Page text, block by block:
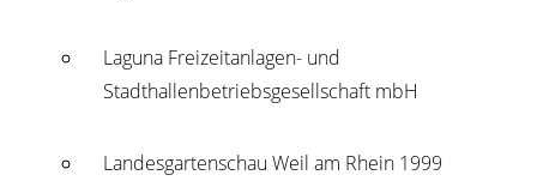
Laguna Freizeitanlagen- und
Stadthallenbetriebsgesellschaft mbH
Landesgartenschau Weil am Rhein 1999